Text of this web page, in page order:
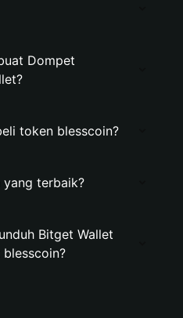
Dompet
token blesscoin?
terbaik?
Bitget Wallet